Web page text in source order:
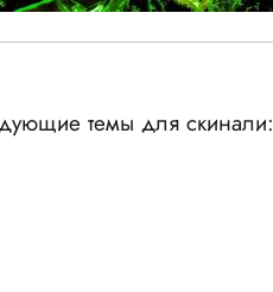
темы для скинали: